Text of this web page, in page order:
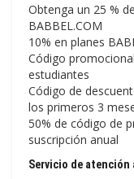
Obtenga un 25 %
BABBEL.COM
10% en planes
Código
estudiantes
Código de
los primeros 3
50% de código de
suscripción anual
Servicio de atención